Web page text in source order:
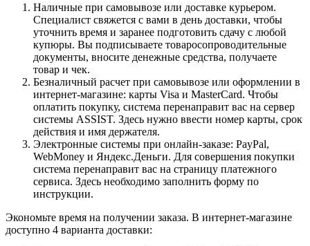
Наличные при самовывозе или доставке курьером.
Специалист свяжется с вами в день доставки, чтобы
уточнить время и заранее подготовить сдачу с любой
купюры. Вы подписываете товаросопроводительные
документы, вносите денежные средства, получаете
товар и чек.
Безналичный расчет при самовывозе или оформлении в
интернет-магазине: карты Visa и MasterCard. Чтобы
оплатить покупку, система перенаправит вас на сервер
системы ASSIST. Здесь нужно ввести номер карты, срок
действия и имя держателя.
Электронные системы при онлайн-заказе: PayPal,
WebMoney и Яндекс.Деньги. Для совершения покупки
система перенаправит вас на страницу платежного
сервиса. Здесь необходимо заполнить форму по
инструкции.
Экономьте время на получении заказа. В интернет-магазине
доступно 4 варианта доставки: